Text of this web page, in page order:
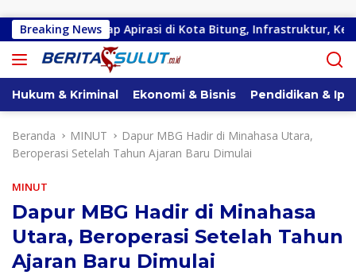
Breaking News
Serap Apirasi di Kota Bitung, Infrastruktur, Kesehatan dan
Hukum & Kriminal Ekonomi & Bisnis Pendidikan &
Beranda MINUT
Dapur MBG Hadir di Minahasa Utara,
Beroperasi Setelah Tahun Ajaran Baru Dimulai
MINUT
Dapur MBG Hadir di Minahasa
Utara, Beroperasi Setelah Tahun
Ajaran Baru Dimulai